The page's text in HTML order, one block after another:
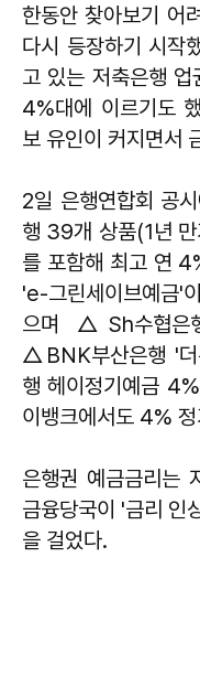
한동안 찾아보기 어
다시 등장하기 시작
고 있는 저축은행
4%대에 이르기도
보 유인이 커지면서
2일 은행연합회 공
행 39개 상품(1년
를 포함해 최고 연
'e-그린세이브예금'
으며 △Sh수협은
△BNK부산은행 '
행 헤이정기예금
이뱅크에서도 4%
은행권 예금금리는
금융당국이 '금리 인
을 걸었다.